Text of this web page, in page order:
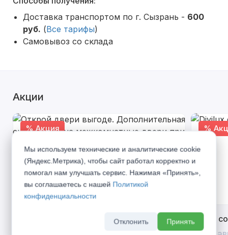
Доставка транспортом по г. Сызрань - 600
руб. (Все тарифы)
Самовывоз со склада
Акции
% Акция
Открой двери выгоде. Дополнительная
скидка 10% на межкомнатные двери при
%
Divilux
Мы используем технические и аналитические cookie
(Яндекс.Метрика), чтобы сайт работал корректно и
помогал нам улучшать сервис. Нажимая «Принять»,
вы соглашаетесь с нашей Политикой
конфиденциальности
Отклонить Принять